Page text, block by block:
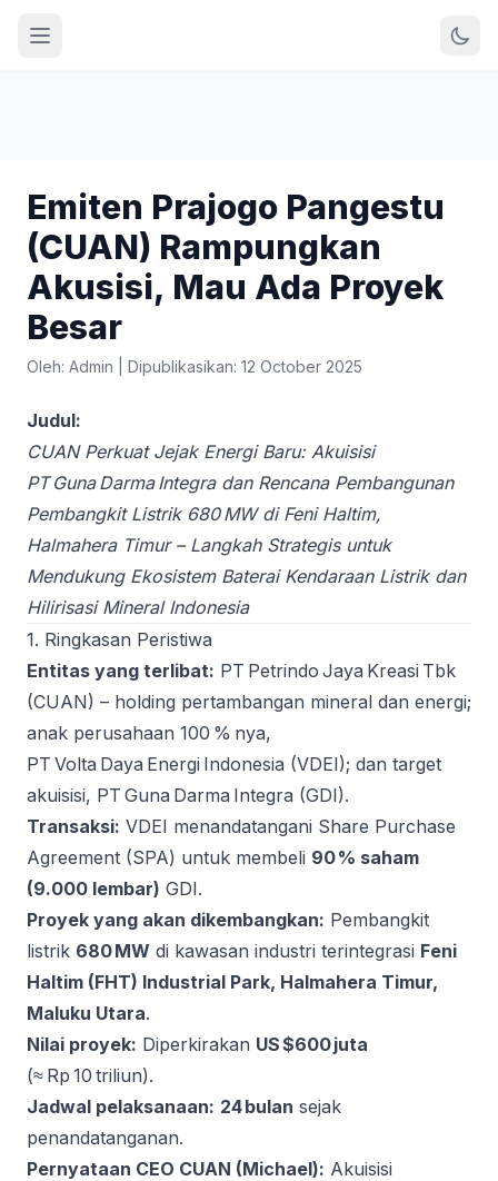
Emiten Prajogo Pangestu
(CUAN) Rampungkan
Akusisi, Mau Ada Proyek
Besar
Oleh: Admin Dipublikasikan: 12 October 2025
Judul:
CUAN Perkuat Jejak Energi Baru: Akuisisi
PT Guna Darma Integra dan Rencana Pembangunan
Pembangkit Listrik 680 MW di Feni Haltim,
Halmahera Timur – Langkah Strategis untuk
Mendukung Ekosistem Baterai Kendaraan Listrik dan
Hilirisasi Mineral Indonesia
1. Ringkasan Peristiwa
Entitas yang terlibat: PT Petrindo Jaya Kreasi Tbk
(CUAN) – holding pertambangan mineral dan energi;
anak perusahaan 100 % nya,
PT Volta Daya Energi Indonesia (VDEI); dan target
akuisisi, PT Guna Darma Integra (GDI).
Transaksi: VDEI menandatangani Share Purchase
Agreement (SPA) untuk membeli 90 % saham
(9.000 lembar) GDI.
Proyek yang akan dikembangkan: Pembangkit
listrik 680 MW di kawasan industri terintegrasi Feni
Haltim (FHT) Industrial Park, Halmahera Timur,
Maluku Utara.
Nilai proyek: Diperkirakan US $600 juta
(≈ Rp 10 triliun).
Jadwal pelaksanaan: 24 bulan sejak
penandatanganan.
Pernyataan CEO CUAN (Michael): Akuisisi